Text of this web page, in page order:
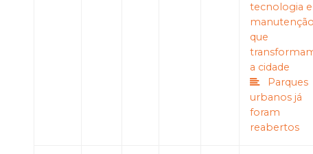
tecnologia e
que
a cidade
Parques
urbanos já
foram
reabertos